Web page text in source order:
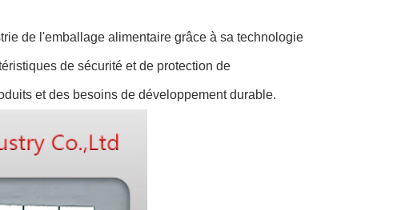
de l'emballage alimentaire grâce à sa technologie
de sécurité et de protection de
et des besoins de développement durable.